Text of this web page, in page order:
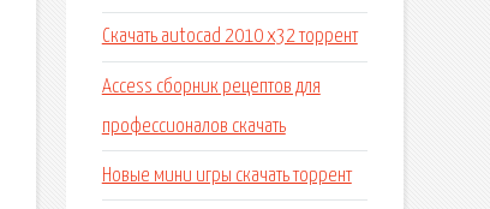
Скачать autocad 2010 x32 торрент
Access сборник рецептов для
профессионалов скачать
Новые мини игры скачать торрент